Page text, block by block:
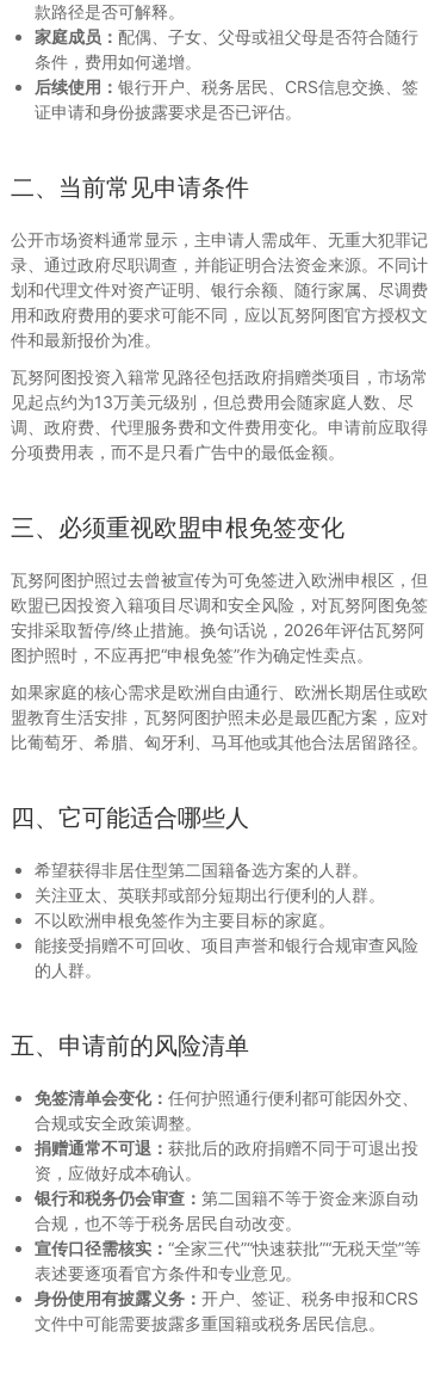
款路径是否可解释。
家庭成员： 配偶、子女、父母或祖父母是否符合随行
条件，费用如何递增。
后续使用： 银行开户、税务居民、CRS信息交换、签
证申请和身份披露要求是否已评估。
二、当前常见申请条件
公开市场资料通常显示，主申请人需成年、无重大犯罪记
录、通过政府尽职调查，并能证明合法资金来源。不同计
划和代理文件对资产证明、银行余额、随行家属、尽调费
用和政府费用的要求可能不同，应以瓦努阿图官方授权文
件和最新报价为准。
瓦努阿图投资入籍常见路径包括政府捐赠类项目，市场常
见起点约为13万美元级别，但总费用会随家庭人数、尽
调、政府费、代理服务费和文件费用变化。申请前应取得
分项费用表，而不是只看广告中的最低金额。
三、必须重视欧盟申根免签变化
瓦努阿图护照过去曾被宣传为可免签进入欧洲申根区，但
欧盟已因投资入籍项目尽调和安全风险，对瓦努阿图免签
安排采取暂停/终止措施。换句话说，2026年评估瓦努阿
图护照时，不应再把“申根免签”作为确定性卖点。
如果家庭的核心需求是欧洲自由通行、欧洲长期居住或欧
盟教育生活安排，瓦努阿图护照未必是最匹配方案，应对
比葡萄牙、希腊、匈牙利、马耳他或其他合法居留路径。
四、它可能适合哪些人
希望获得非居住型第二国籍备选方案的人群。
关注亚太、英联邦或部分短期出行便利的人群。
不以欧洲申根免签作为主要目标的家庭。
能接受捐赠不可回收、项目声誉和银行合规审查风险
的人群。
五、申请前的风险清单
免签清单会变化： 任何护照通行便利都可能因外交、
合规或安全政策调整。
捐赠通常不可退： 获批后的政府捐赠不同于可退出投
资，应做好成本确认。
银行和税务仍会审查： 第二国籍不等于资金来源自动
合规，也不等于税务居民自动改变。
宣传口径需核实： “全家三代”“快速获批”“无税天堂”等
表述要逐项看官方条件和专业意见。
身份使用有披露义务： 开户、签证、税务申报和CRS
文件中可能需要披露多重国籍或税务居民信息。